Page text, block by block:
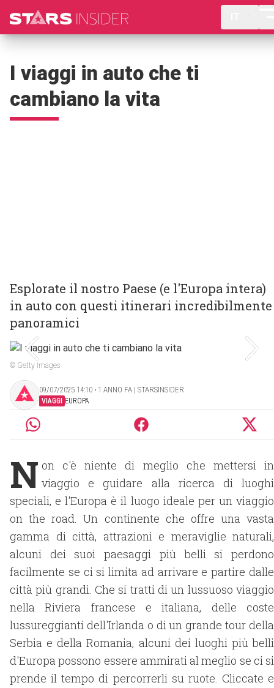
I viaggi in auto che ti
cambiano la vita
Esplorate il nostro Paese (e l'Europa intera)
in auto con questi itinerari incredibilmente
panoramici
© Getty Images
09/07/2025 14:10 ‧ 1 ANNO FA | STARSINSIDER
VIAGGI EUROPA
N on c'è niente di meglio che mettersi in
viaggio e guidare alla ricerca di luoghi
speciali, e l'Europa è il luogo ideale per un viaggio
on the road. Un continente che offre una vasta
gamma di città, attrazioni e meraviglie naturali,
alcuni dei suoi paesaggi più belli si perdono
facilmente se ci si limita ad arrivare e partire dalle
città più grandi. Che si tratti di un lussuoso viaggio
nella Riviera francese e italiana, delle coste
lussureggianti dell'Irlanda o di un grande tour della
Serbia e della Romania, alcuni dei luoghi più belli
d'Europa possono essere ammirati al meglio se ci si
prende il tempo di percorrerli su ruote. Cliccate e